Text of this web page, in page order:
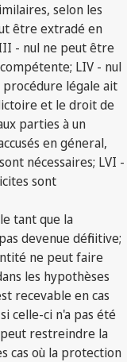
selon les
être extradé en
- nul ne peut être
LIV - nul
légale ait
et le droit de
parties à un
en géneral,
nécessaires; LVI -
sont
tant que la
devenue définitive;
ne peut faire
les hypothèses
recevable en cas
celle-ci n'a pas été
restreindre la
cas où la protection